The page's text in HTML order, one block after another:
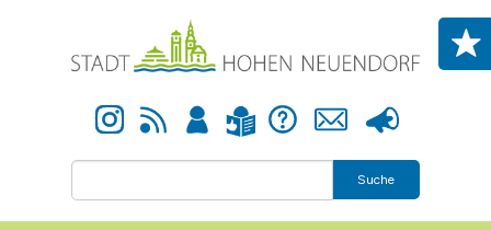
Instagram Newsfeed Anmelden Leichte Sprache Hilfe Kontakt Presse
Suche